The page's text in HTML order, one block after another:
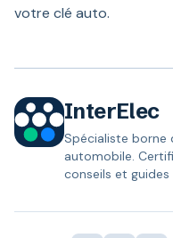
votre clé auto.
InterElec
Spécialiste borne
automobile.
conseils et